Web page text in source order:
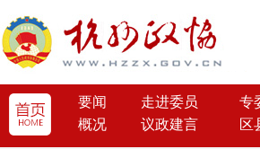
要闻 走进委员
专
概况
议政建言 区